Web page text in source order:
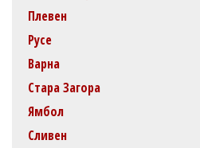
Плевен
Русе
Варна
Стара Загора
Ямбол
Сливен